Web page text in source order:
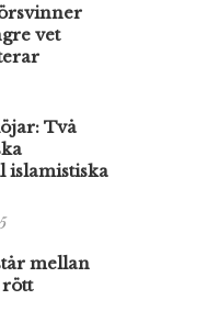
vet
Två
islamistiska
mellan
rött